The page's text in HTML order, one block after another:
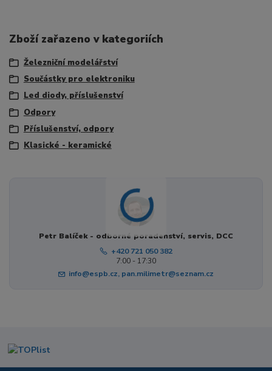
Zboží zařazeno v kategoriích
Železniční modelářství
Součástky pro elektroniku
Led diody, příslušenství
Odpory
Příslušenství, odpory
Klasické - keramické
Petr Balíček - odborné poradenství, servis, DCC
+420 721 050 382
7:00 - 17:30
info@espb.cz, pan.milimetr@seznam.cz